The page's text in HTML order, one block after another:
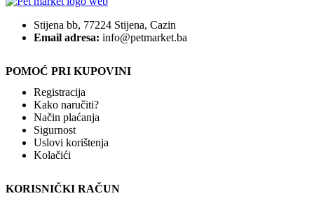
Stijena bb, 77224 Stijena, Cazin
Email adresa: info@petmarket.ba
POMOĆ PRI KUPOVINI
Registracija
Kako naručiti?
Način plaćanja
Sigurnost
Uslovi korištenja
Kolačići
KORISNIČKI RAČUN